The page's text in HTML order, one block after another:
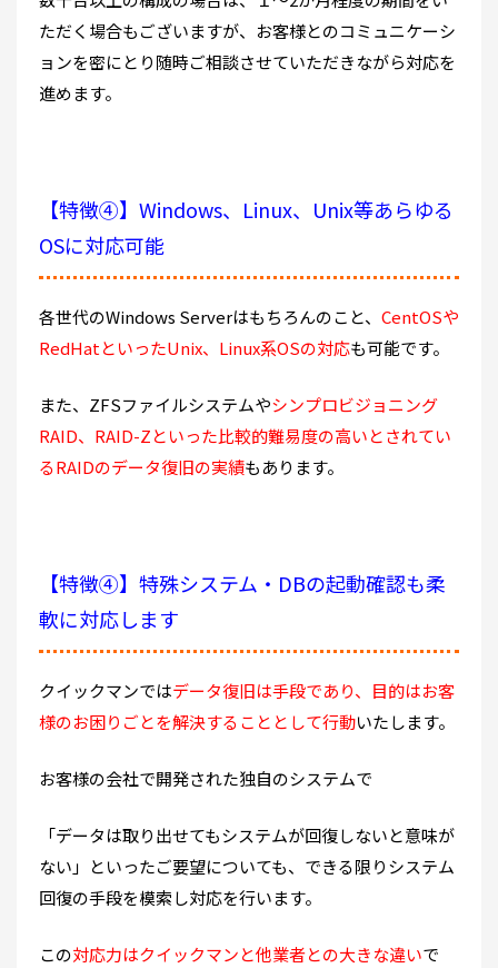
ただく場合もございますが、お客様とのコミュニケーシ
ョンを密にとり随時ご相談させていただきながら対応を
進めます。
【特徴④】Windows、Linux、Unix等あらゆる
OSに対応可能
各世代のWindows Serverはもちろんのこと、 CentOSや
RedHatといったUnix、Linux系OSの対応も可能です。
また、ZFSファイルシステムやシンプロビジョニング
RAID、RAID-Zといった比較的難易度の高いとされてい
るRAIDのデータ復旧の実績もあります。
【特徴④】特殊システム・DBの起動確認も柔
軟に対応します
クイックマンではデータ復旧は手段であり、目的はお客
様のお困りごとを解決することとして行動いたします。
お客様の会社で開発された独自のシステムで
「データは取り出せてもシステムが回復しないと意味が
ない」といったご要望についても、できる限りシステム
回復の手段を模索し対応を行います。
この対応力はクイックマンと他業者との大きな違いで